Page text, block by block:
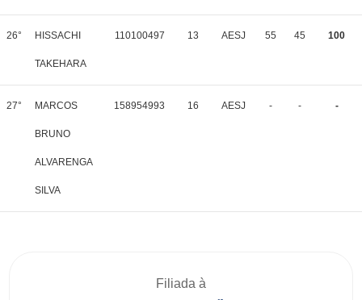
26° HISSACHI
TAKEHARA
110100497 13 AESJ 55 45 100
27° MARCOS
BRUNO
ALVARENGA
SILVA
158954993 16 AESJ - - -
Filiada à